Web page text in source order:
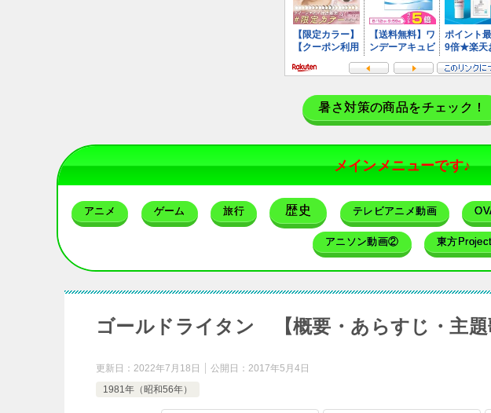
暑さ対策の商品をチェック！
メインメニューです♪
アニメ ゲーム 旅行 歴史 テレビアニメ動画
アニソン動画② 東方Project
ゴールドライタン 【概要・あらすじ・主題
更新日： 2022年7月18日 公開日： 2017年5月4日
1981年（昭和56年）